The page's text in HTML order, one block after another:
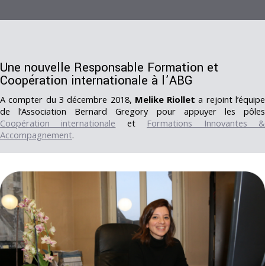
Une nouvelle Responsable Formation et
Coopération internationale à l’ABG
A compter du 3 décembre 2018, Melike Riollet a rejoint l’équipe
de l’Association Bernard Gregory pour appuyer les pôles
Coopération internationale et Formations Innovantes &
Accompagnement.